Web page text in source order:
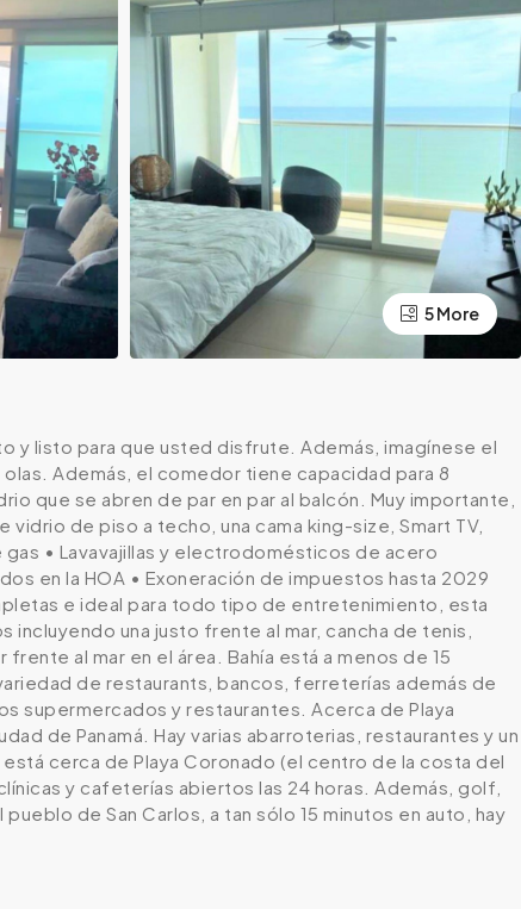
5 More
y listo para que usted disfrute. Además, imagínese el
Además, el comedor tiene capacidad para 8
que se abren de par en par al balcón. Muy importante,
de piso a techo, una cama king-size, Smart TV,
• Lavavajillas y electrodomésticos de acero
en la HOA • Exoneración de impuestos hasta 2029
e ideal para todo tipo de entretenimiento, esta
incluyendo una justo frente al mar, cancha de tenis,
al mar en el área. Bahía está a menos de 15
de restaurants, bancos, ferreterías además de
supermercados y restaurantes. Acerca de Playa
de Panamá. Hay varias abarroterias, restaurantes y un
cerca de Playa Coronado (el centro de la costa del
y cafeterías abiertos las 24 horas. Además, golf,
de San Carlos, a tan sólo 15 minutos en auto, hay